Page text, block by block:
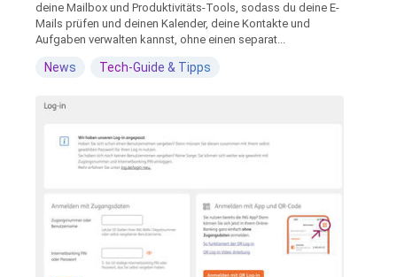
deine Mailbox und Produktivitäts-Tools, sodass du deine E-
Mails prüfen und deinen Kalender, deine Kontakte und
Aufgaben verwalten kannst, ohne einen separat...
News Tech-Guide & Tipps